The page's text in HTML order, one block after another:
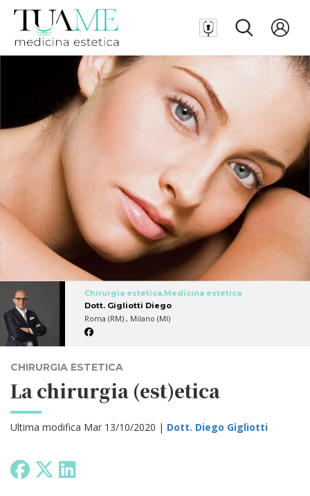
Chirurgia estetica,Medicina estetica
Dott. Gigliotti Diego
Roma (RM) , Milano (MI)
CHIRURGIA ESTETICA
La chirurgia (est)etica
Ultima modifica Mar 13/10/2020 | Dott. Diego Gigliotti